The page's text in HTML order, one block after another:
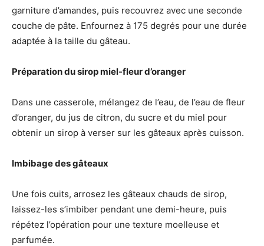
garniture d’amandes, puis recouvrez avec une seconde
couche de pâte. Enfournez à 175 degrés pour une durée
adaptée à la taille du gâteau.
Préparation du sirop miel-fleur d’oranger
Dans une casserole, mélangez de l’eau, de l’eau de fleur
d’oranger, du jus de citron, du sucre et du miel pour
obtenir un sirop à verser sur les gâteaux après cuisson.
Imbibage des gâteaux
Une fois cuits, arrosez les gâteaux chauds de sirop,
laissez-les s’imbiber pendant une demi-heure, puis
répétez l’opération pour une texture moelleuse et
parfumée.